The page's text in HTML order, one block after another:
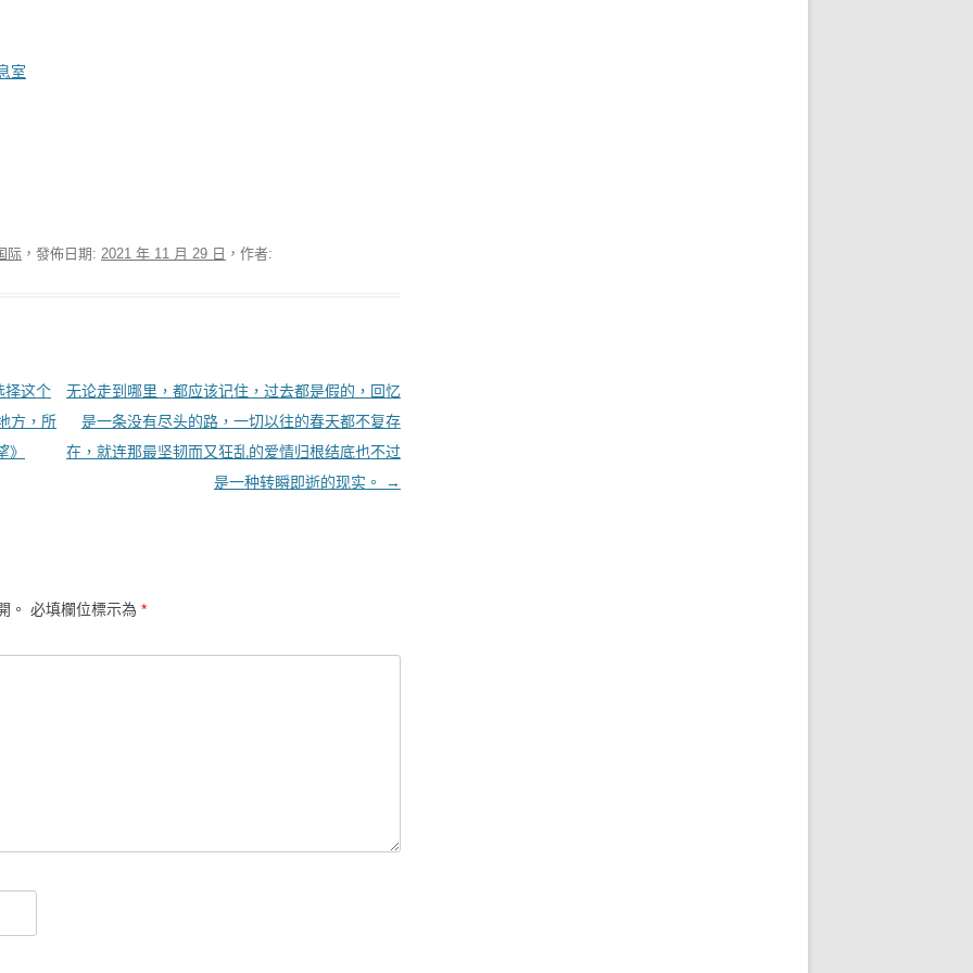
室
际 ，發佈日期: 2021 年 11 月 29 日 ，作者:
择这个
方，所
无论走到哪里，都应该记住，过去都是假的，回忆
是一条没有尽头的路，一切以往的春天都不复存
在，就连那最坚韧而又狂乱的爱情归根结底也不过
是一种转瞬即逝的现实。
→
。 必填欄位標示為 *